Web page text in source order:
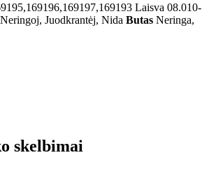
Laisva 08.010-
Juodkrantėj, Nida Butas Neringa,
skelbimai